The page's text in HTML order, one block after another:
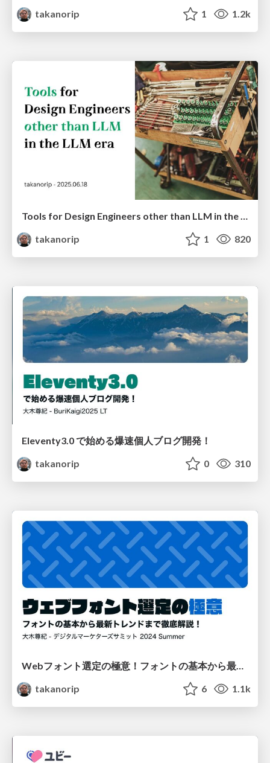
takanorip
1 1.2k
Tools for Design Engineers other than LLM in the LLM era
takanorip
1 820
Eleventy3.0 で始める爆速個人ブログ開発！
takanorip
0 310
takanorip
6 1.1k